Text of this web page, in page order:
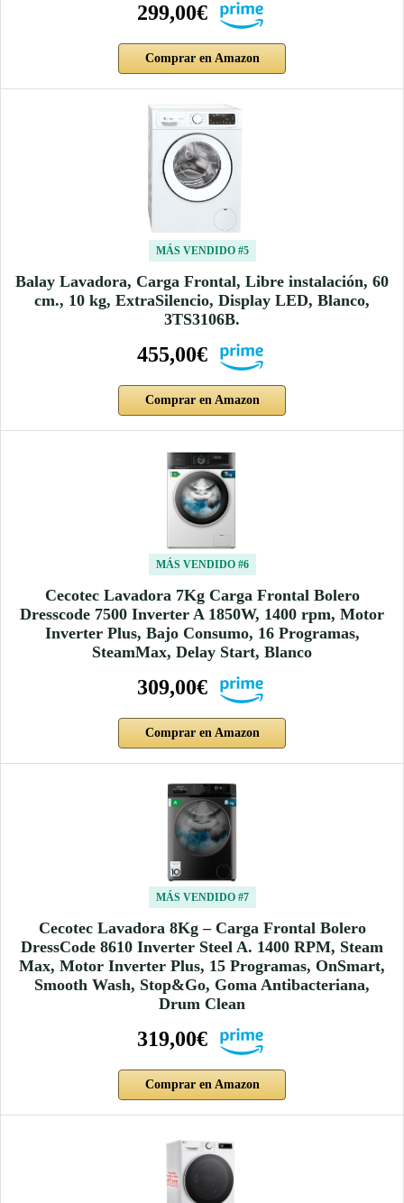
299,00€
Comprar en Amazon
MÁS VENDIDO #5
Balay Lavadora, Carga Frontal, Libre instalación, 60
cm., 10 kg, ExtraSilencio, Display LED, Blanco,
3TS3106B.
455,00€
Comprar en Amazon
MÁS VENDIDO #6
Cecotec Lavadora 7Kg Carga Frontal Bolero
Dresscode 7500 Inverter A 1850W, 1400 rpm, Motor
Inverter Plus, Bajo Consumo, 16 Programas,
SteamMax, Delay Start, Blanco
309,00€
Comprar en Amazon
MÁS VENDIDO #7
Cecotec Lavadora 8Kg – Carga Frontal Bolero
DressCode 8610 Inverter Steel A. 1400 RPM, Steam
Max, Motor Inverter Plus, 15 Programas, OnSmart,
Smooth Wash, Stop&Go, Goma Antibacteriana,
Drum Clean
319,00€
Comprar en Amazon